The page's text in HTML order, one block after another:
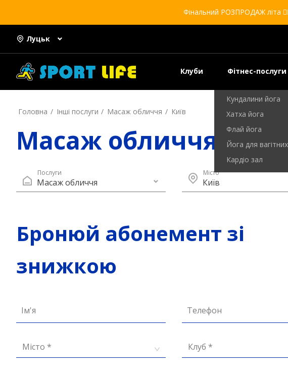
Фінальний РОЗПРОДАЖ літа
Луцьк
Клуби Фітнес-послуги
Кікбоксинг для
Кікбоксинг для
Самооборона для
Самооборона для
Кундалини йога
Хатха йога
Флай йога
Йога для вагітних
Кардіо зал
Головна Інші послуги Масаж обличчя Київ
Масаж обличчя Київ
Послуги
Масаж обличчя
Місто
Київ
Бронюй абонемент зі
знижкою
Ім'я Телефон
Місто * Клуб *